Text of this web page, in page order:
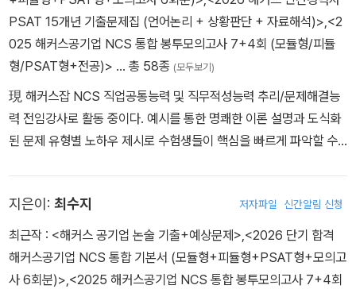
PSAT 15개년 기출문제집 (언어논리 + 상황판단 + 자료해석)>,<2
025 해커스공기업 NCS 통합 봉투모의고사 7+4회 (모듈형/피듈
형/PSAT형+전공)> … 총 58종 (모두보기)
現 해커스잡 NCS 직업공통능력 및 직무적성능력 추리/문제해결능
력 전임강사로 활동 중이다. 예시를 통한 명쾌한 이론 설명과 도식화
된 문제 유형별 노하우 제시로 수험생들이 핵심을 빠르게 파악할 수
능력 초빙강사로 활약하였다. 중앙대·한양대 등 다수 대학에서 PSA
T·LEET 강의를 진행하였으며, 서울대·서강대·성균관대 등 전국 30
여 개 대학에서 직무적성검사 및 NCS 문제해결능력 강의를 이어가
고 있다. 연세대학교 행정학과를 졸업하였다.
지은이: 최수지 저자파일 신간알림 신청
최근작 : <해커스 공기업 논술 기출+예상문제>,<2026 단기 합격
해커스공기업 NCS 통합 기본서 (모듈형+피듈형+PSAT형+모의고
사 6회분)>,<2025 해커스공기업 NCS 통합 봉투모의고사 7+4회